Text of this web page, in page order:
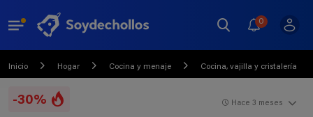
0
Inicio Hogar Cocina y menaje Cocina, vajilla y cristalería
-30% Hace 3 meses